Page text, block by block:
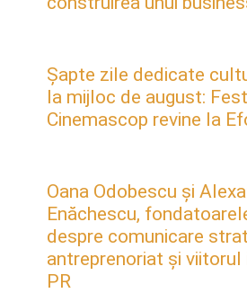
Șapte zile dedicate
la mijloc de august:
Cinemascop revine la
Oana Odobescu și
Enăchescu,
despre comunicare
antreprenoriat și viitorul
PR